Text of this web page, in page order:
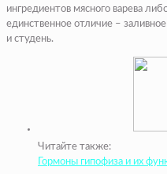
ингредиентов мясного варева
единственное отличие –
и студень.
Читайте также:
Гормоны гипофиза и их